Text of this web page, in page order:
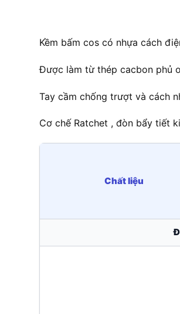
Kềm bấm cos có nhựa cách
Được làm từ thép cacbon phủ
Tay cầm chống trượt và cách
Cơ chế Ratchet , đòn bẩy tiết
Chất liệu